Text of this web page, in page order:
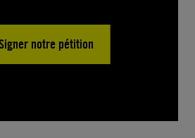
notre pétition